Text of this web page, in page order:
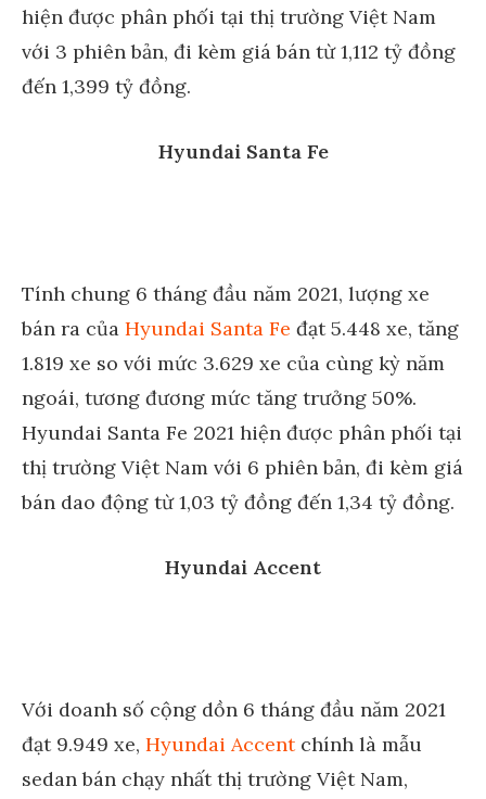
hiện được phân phối tại thị trường Việt Nam
với 3 phiên bản, đi kèm giá bán từ 1,112 tỷ đồng
đến 1,399 tỷ đồng.
Hyundai Santa Fe
Tính chung 6 tháng đầu năm 2021, lượng xe
bán ra của Hyundai Santa Fe đạt 5.448 xe, tăng
1.819 xe so với mức 3.629 xe của cùng kỳ năm
ngoái, tương đương mức tăng trưởng 50%.
Hyundai Santa Fe 2021 hiện được phân phối tại
thị trường Việt Nam với 6 phiên bản, đi kèm giá
bán dao động từ 1,03 tỷ đồng đến 1,34 tỷ đồng.
Hyundai Accent
Với doanh số cộng dồn 6 tháng đầu năm 2021
đạt 9.949 xe, Hyundai Accentchính là mẫu
sedan bán chạy nhất thị trường Việt Nam,